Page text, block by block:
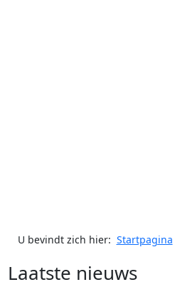
U bevindt zich hier: Startpagina
Laatste nieuws